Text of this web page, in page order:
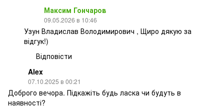
Максим Гончаров
09.05.2026 в 10:46
Узун Владислав Володимирович , Щиро дякую за
відгук!)
Відповісти
Alex
07.10.2025 в 00:21
Доброго вечора. Підкажіть будь ласка чи будуть в
наявності?